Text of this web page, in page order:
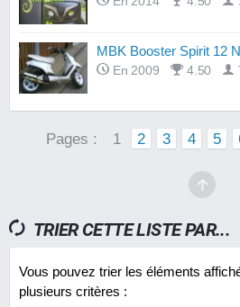
MBK Booster Spirit 12
En 2009 4.50
Pages : 1 2 3 4 5
TRIER CETTE LISTE PAR...
Vous pouvez trier les éléments
plusieurs critères :